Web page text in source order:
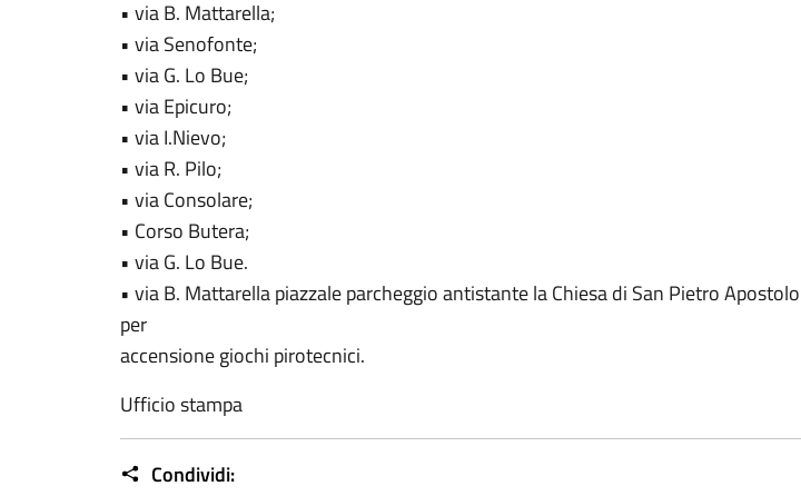
• via B. Mattarella;
• via Senofonte;
• via G. Lo Bue;
• via Epicuro;
• via I.Nievo;
• via R. Pilo;
• via Consolare;
• Corso Butera;
• via G. Lo Bue.
• via B. Mattarella piazzale parcheggio antistante la Chiesa di San Pietro Apostolo
per
accensione giochi pirotecnici.
Ufficio stampa
Condividi: